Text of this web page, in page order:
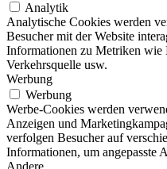
Analytik
Analytische Cookies werden
Besucher mit der Website
Informationen zu Metriken wie
Verkehrsquelle usw.
Werbung
Werbung
Werbe-Cookies werden
Anzeigen und
verfolgen Besucher auf
Informationen, um angepasste